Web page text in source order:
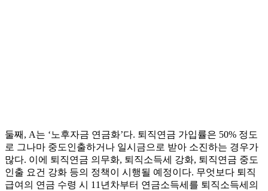
둘째, A는 ‘노후자금 연금화’다. 퇴직연금 가입률은 50% 정도
로 그나마 중도인출하거나 일시금으로 받아 소진하는 경우가
많다. 이에 퇴직연금 의무화, 퇴직소득세 강화, 퇴직연금 중도
인출 요건 강화 등의 정책이 시행될 예정이다. 무엇보다 퇴직
급여의 연금 수령 시 11년차부터 연금소득세를 퇴직소득세의